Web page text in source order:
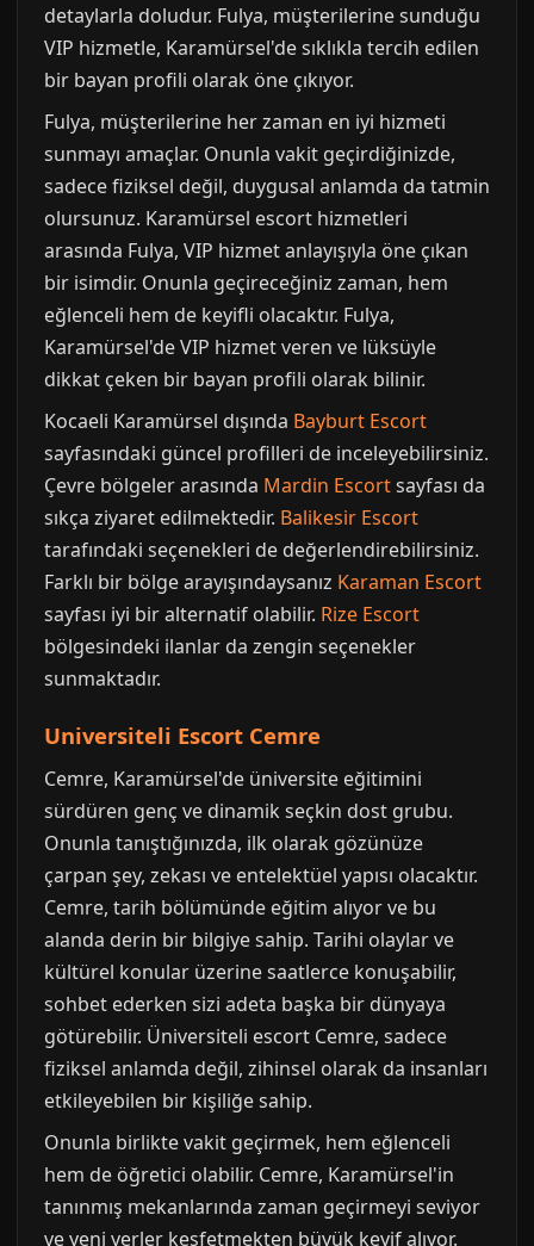
detaylarla doludur. Fulya, müşterilerine sunduğu
VIP hizmetle, Karamürsel'de sıklıkla tercih edilen
bir bayan profili olarak öne çıkıyor.
Fulya, müşterilerine her zaman en iyi hizmeti
sunmayı amaçlar. Onunla vakit geçirdiğinizde,
sadece fiziksel değil, duygusal anlamda da tatmin
olursunuz. Karamürsel escort hizmetleri
arasında Fulya, VIP hizmet anlayışıyla öne çıkan
bir isimdir. Onunla geçireceğiniz zaman, hem
eğlenceli hem de keyifli olacaktır. Fulya,
Karamürsel'de VIP hizmet veren ve lüksüyle
dikkat çeken bir bayan profili olarak bilinir.
Kocaeli Karamürsel dışında Bayburt Escort
sayfasındaki güncel profilleri de inceleyebilirsiniz.
Çevre bölgeler arasında Mardin Escortsayfası da
sıkça ziyaret edilmektedir. Balikesir Escort
tarafındaki seçenekleri de değerlendirebilirsiniz.
Farklı bir bölge arayışındaysanız Karaman Escort
sayfası iyi bir alternatif olabilir. Rize Escort
bölgesindeki ilanlar da zengin seçenekler
sunmaktadır.
Universiteli Escort Cemre
Cemre, Karamürsel'de üniversite eğitimini
sürdüren genç ve dinamik seçkin dost grubu.
Onunla tanıştığınızda, ilk olarak gözünüze
çarpan şey, zekası ve entelektüel yapısı olacaktır.
Cemre, tarih bölümünde eğitim alıyor ve bu
alanda derin bir bilgiye sahip. Tarihi olaylar ve
kültürel konular üzerine saatlerce konuşabilir,
sohbet ederken sizi adeta başka bir dünyaya
götürebilir. Üniversiteli escort Cemre, sadece
fiziksel anlamda değil, zihinsel olarak da insanları
etkileyebilen bir kişiliğe sahip.
Onunla birlikte vakit geçirmek, hem eğlenceli
hem de öğretici olabilir. Cemre, Karamürsel'in
tanınmış mekanlarında zaman geçirmeyi seviyor
ve yeni yerler keşfetmekten büyük keyif alıyor.